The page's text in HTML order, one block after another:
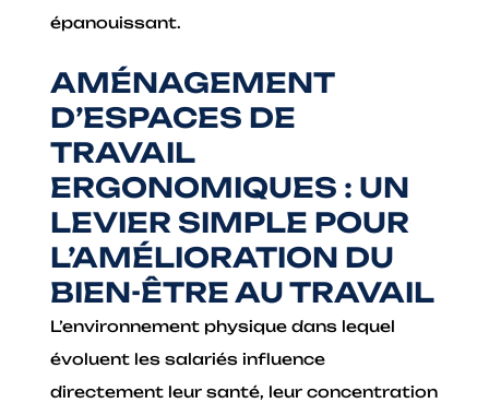
épanouissant.
AMÉNAGEMENT
D’ESPACES DE
TRAVAIL
ERGONOMIQUES : UN
LEVIER SIMPLE POUR
L’AMÉLIORATION DU
BIEN-ÊTRE AU TRAVAIL
L’environnement physique dans lequel
évoluent les salariés influence
directement leur santé, leur concentration